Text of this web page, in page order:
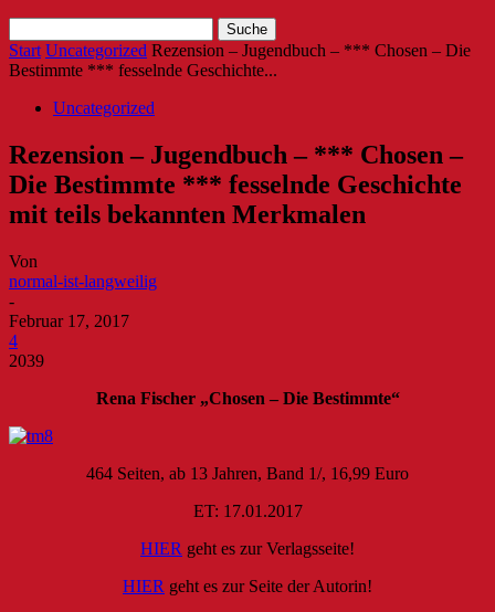
Start Uncategorized Rezension – Jugendbuch – *** Chosen – Die
Bestimmte *** fesselnde Geschichte...
Uncategorized
Rezension – Jugendbuch – *** Chosen –
Die Bestimmte *** fesselnde Geschichte
mit teils bekannten Merkmalen
Von
normal-ist-langweilig
-
Februar 17, 2017
4
2039
Rena Fischer „Chosen – Die Bestimmte“
464 Seiten, ab 13 Jahren, Band 1/, 16,99 Euro
ET: 17.01.2017
HIER geht es zur Verlagsseite!
HIER geht es zur Seite der Autorin!